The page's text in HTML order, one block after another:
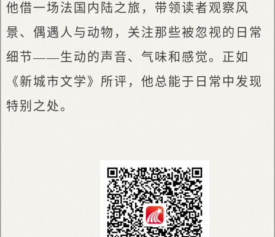
他借一场法国内陆之旅，带领读者观察风
景、偶遇人与动物，关注那些被忽视的日常
细节——生动的声音、气味和感觉。正如
《新城市文学》所评，他总能于日常中发现
特别之处。